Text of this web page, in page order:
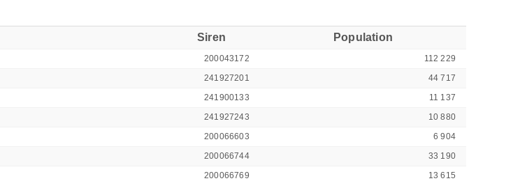
Siren Population
200043172
112 229
241927201
44 717
241900133
11 137
241927243
10 880
200066603
6 904
200066744
33 190
200066769
13 615